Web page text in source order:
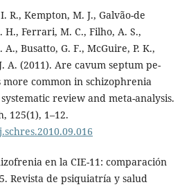
R., Kempton, M. J., Galvão-de
H., Ferrari, M. C., Filho, A. S.,
Busatto, G. F., McGuire, P. K.,
A. (2011). Are cavum septum pe-
common in schizophrenia
review and meta-analysis.
125(1), 1–12.
en la CIE-11: comparación
Revista de psiquiatría y salud